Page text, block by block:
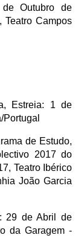
Outubro de
Teatro Campos
Estreia: 1 de
de Estudo,
2017 do
Teatro Ibérico
João Garcia
29 de Abril de
da Garagem -